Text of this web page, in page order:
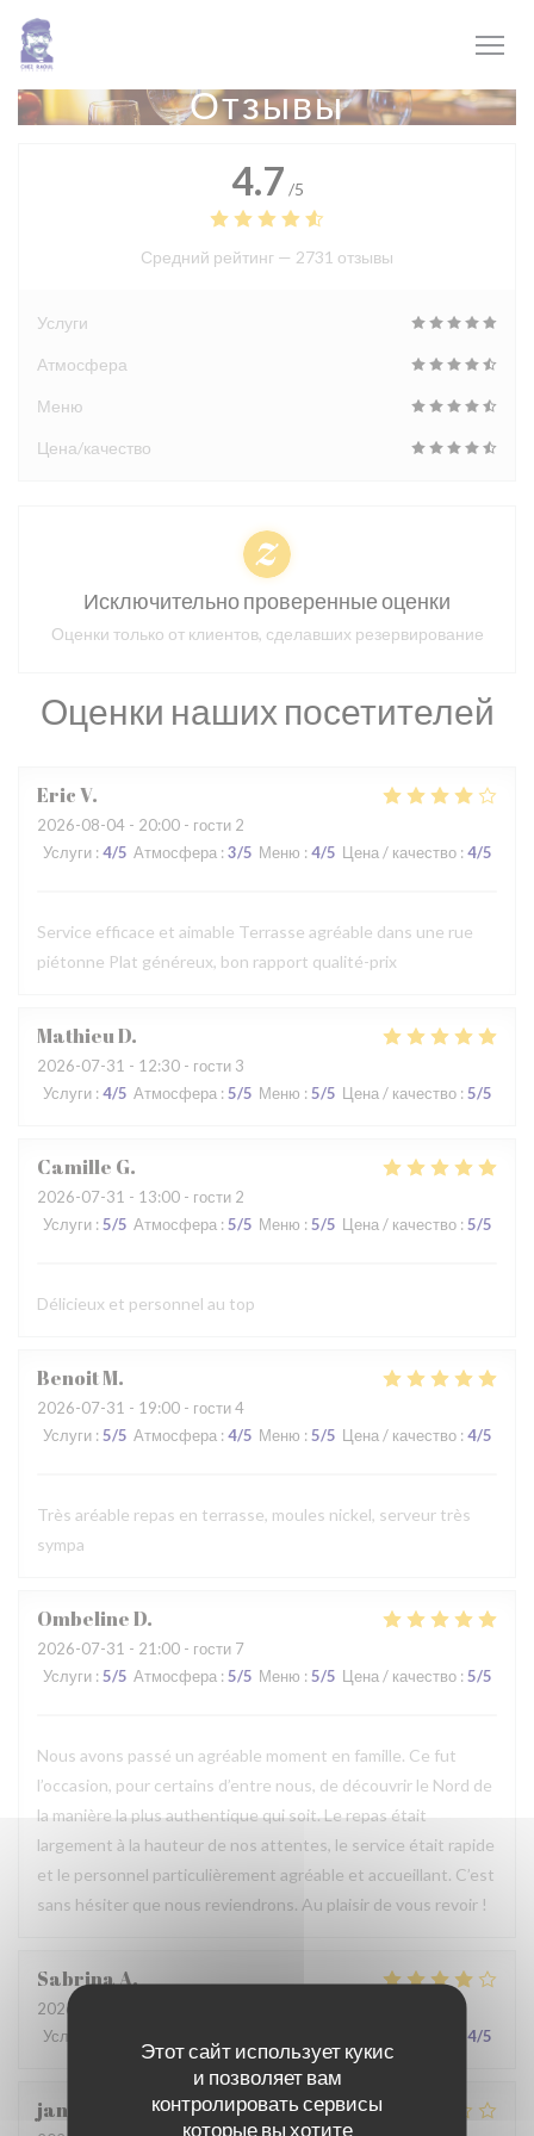
Панель управления cookies
Этот сайт использует кукис
и позволяет вам
контролировать сервисы
которые вы хотите
Отзывы
Оценки наших посетителей
EricV
2026-08-04 - 20:00 - гости 2
Услуги : 4/5 Атмосфера : 3/5 Меню : 4/5 Цена / качество : 4/5
Service efficace et aimable Terrasse agréable dans une rue
piétonne Plat généreux, bon rapport qualité-prix
MathieuD
2026-07-31 - 12:30 - гости 3
Услуги : 4/5 Атмосфера : 5/5 Меню : 5/5 Цена / качество : 5/5
Camille G
2026-07-31 - 13:00 - гости 2
Услуги : 5/5 Атмосфера : 5/5 Меню : 5/5 Цена / качество : 5/5
Délicieux et personnel au top
BenoitM
2026-07-31 - 19:00 - гости 4
Услуги : 5/5 Атмосфера : 4/5 Меню : 5/5 Цена / качество : 4/5
Très aréable repas en terrasse, moules nickel, serveur très
sympa
OmbelineD
2026-07-31 - 21:00 - гости 7
Услуги : 5/5 Атмосфера : 5/5 Меню : 5/5 Цена / качество : 5/5
Nous avons passé un agréable moment en famille. Ce fut
l’occasion, pour certains d’entre nous, de découvrir le Nord de
la manière la plus authentique qui soit. Le repas était
largement à la hauteur de nos attentes, le service était rapide
et le personnel particulièrement agréable et accueillant. C’est
sans hésiter que nous reviendrons. Au plaisir de vous revoir !
SabrinaA
2026-07-25
Услуги
4/5
jan
4.7 /5
Средний рейтинг — 2731 отзывы
Услуги
Атмосфера
Меню
Цена/качество
Исключительно проверенные оценки
Оценки только от клиентов, сделавших резервирование